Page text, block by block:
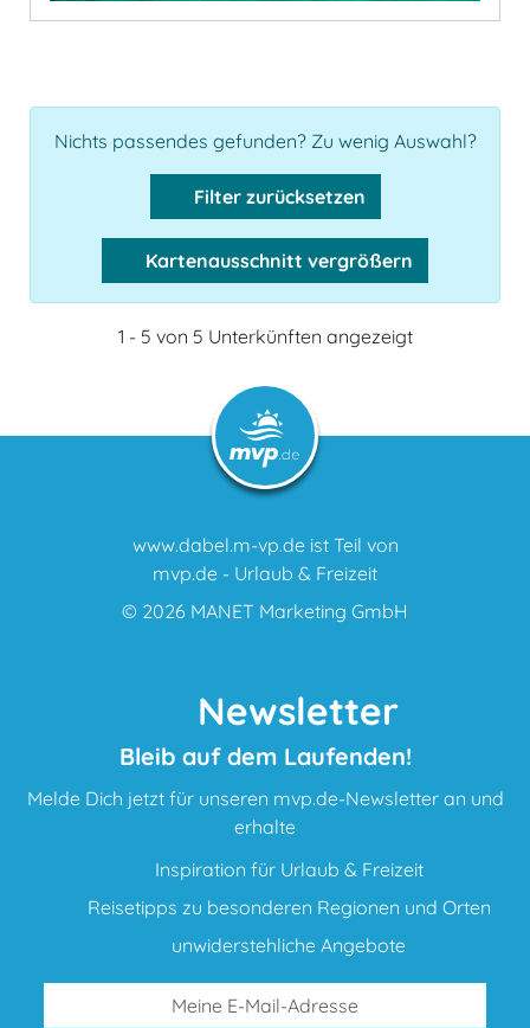
Nichts passendes gefunden? Zu wenig Auswahl?
Filter zurücksetzen
Kartenausschnitt vergrößern
1 - 5 von 5 Unterkünften angezeigt
www.dabel.m-vp.de ist Teil von
mvp.de - Urlaub & Freizeit
© 2026 MANET Marketing GmbH
Newsletter
Bleib auf dem Laufenden!
Melde Dich jetzt für unseren mvp.de-Newsletter an und
erhalte
Inspiration für Urlaub & Freizeit
Reisetipps zu besonderen Regionen und Orten
unwiderstehliche Angebote